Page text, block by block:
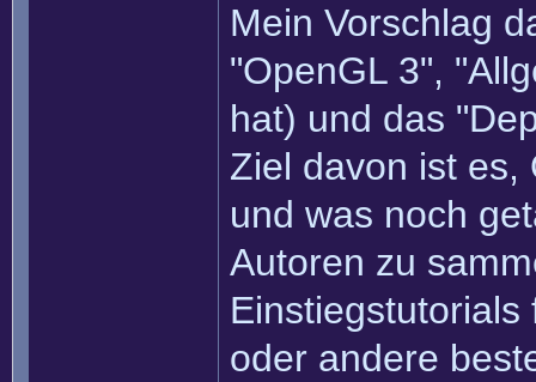
Mein Vorschlag
"OpenGL 3",
hat) und das
Ziel davon ist es,
und was noch
Autoren zu
oder andere